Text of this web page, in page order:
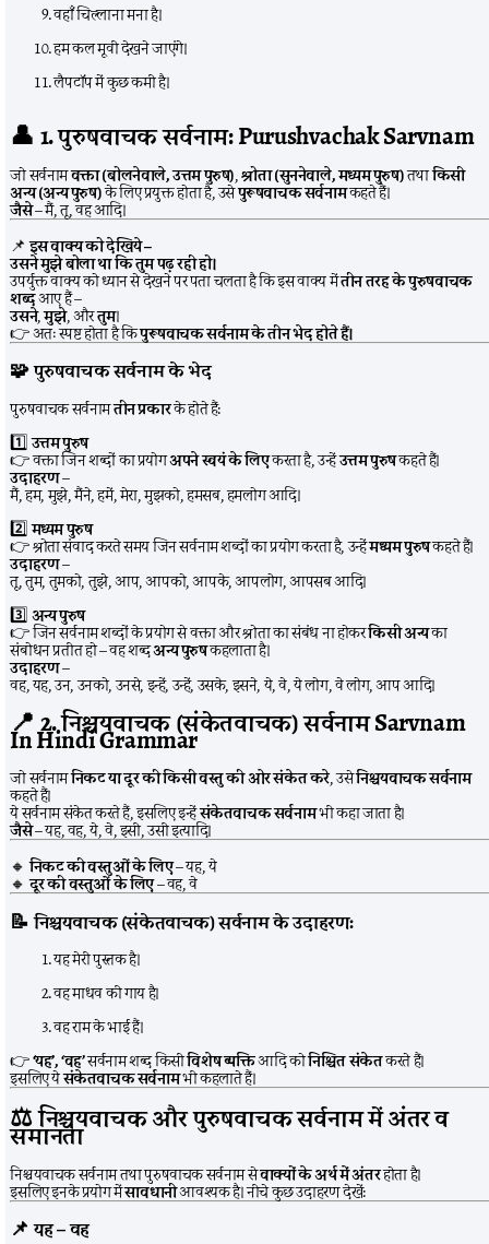
वहाँ चिल्लाना मना है।
हम कल मूवी देखने जाएंगे।
लैपटॉप में कुछ कमी है।
👤 1. पुरुषवाचक सर्वनाम: Purushvachak Sarvnam
जो सर्वनामवक्ता (बोलनेवाले, उत्तम पुरुष),श्रोता (सुननेवाले, मध्यम पुरुष)तथाकिसी
अन्य (अन्य पुरुष)के लिए प्रयुक्त होता है, उसेपुरूषवाचक सर्वनामकहते हैं।
जैसे– मैं, तू, वह आदि।
📌इस वाक्य को देखिये –
उसने मुझे बोला था कि तुम पढ़ रही हो।
उपर्युक्त वाक्य को ध्यान से देखने पर पता चलता है कि इस वाक्य मेंतीन तरह के पुरुषवाचक
शब्दआए हैं –
उसने,मुझे, औरतुम।
👉 अतः स्पष्ट होता है किपुरूषवाचक सर्वनाम के तीन भेद होते हैं।
🧩पुरुषवाचक सर्वनाम के भेद
पुरुषवाचक सर्वनामतीन प्रकारके होते हैं:
1️⃣उत्तम पुरुष
👉 वक्ता जिन शब्दों का प्रयोगअपने स्वयं के लिएकरता है, उन्हेंउत्तम पुरुषकहते हैं।
उदाहरण–
मैं, हम, मुझे, मैंने, हमें, मेरा, मुझको, हमसब, हमलोग आदि।
2️⃣मध्यम पुरुष
👉 श्रोता संवाद करते समय जिन सर्वनाम शब्दों का प्रयोग करता है, उन्हेंमध्यम पुरुषकहते हैं।
उदाहरण–
तू, तुम, तुमको, तुझे, आप, आपको, आपके, आपलोग, आपसब आदि।
3️⃣अन्य पुरुष
👉 जिन सर्वनाम शब्दों के प्रयोग से वक्ता और श्रोता का संबंध ना होकरकिसी अन्यका
संबोधन प्रतीत हो – वह शब्दअन्य पुरुषकहलाता है।
उदाहरण–
वह, यह, उन, उनको, उनसे, इन्हें, उन्हें, उसके, इसने, ये, वे, ये लोग, वे लोग, आप आदि।
📍2. निश्चयवाचक (संकेतवाचक) सर्वनाम Sarvnam
In Hindi Grammar
जो सर्वनामनिकट या दूर की किसी वस्तु की ओर संकेत करे, उसेनिश्चयवाचक सर्वनाम
कहते हैं।
ये सर्वनाम संकेत करते हैं, इसलिए इन्हेंसंकेतवाचक सर्वनामभी कहा जाता है।
जैसे– यह, वह, ये, वे, इसी, उसी इत्यादि।
🔸निकट की वस्तुओं के लिए– यह, ये
🔸दूर की वस्तुओं के लिए– वह, वे
📝निश्चयवाचक (संकेतवाचक) सर्वनाम के उदाहरण:
यह मेरी पुस्तक है।
वह माधव की गाय है।
वह राम के भाई हैं।
👉‘यह’, ‘वह’सर्वनाम शब्द किसीविशेष व्यक्तिआदि कोनिश्चित संकेतकरते हैं।
इसलिए येसंकेतवाचक सर्वनामभी कहलाते हैं।
⚖️निश्चयवाचक और पुरुषवाचक सर्वनाम में अंतर व
समानता
निश्चयवाचक सर्वनाम तथा पुरुषवाचक सर्वनाम सेवाक्यों के अर्थ में अंतरहोता है।
इसलिए इनके प्रयोग मेंसावधानीआवश्यक है। नीचे कुछ उदाहरण देखें:
📌यह – वह